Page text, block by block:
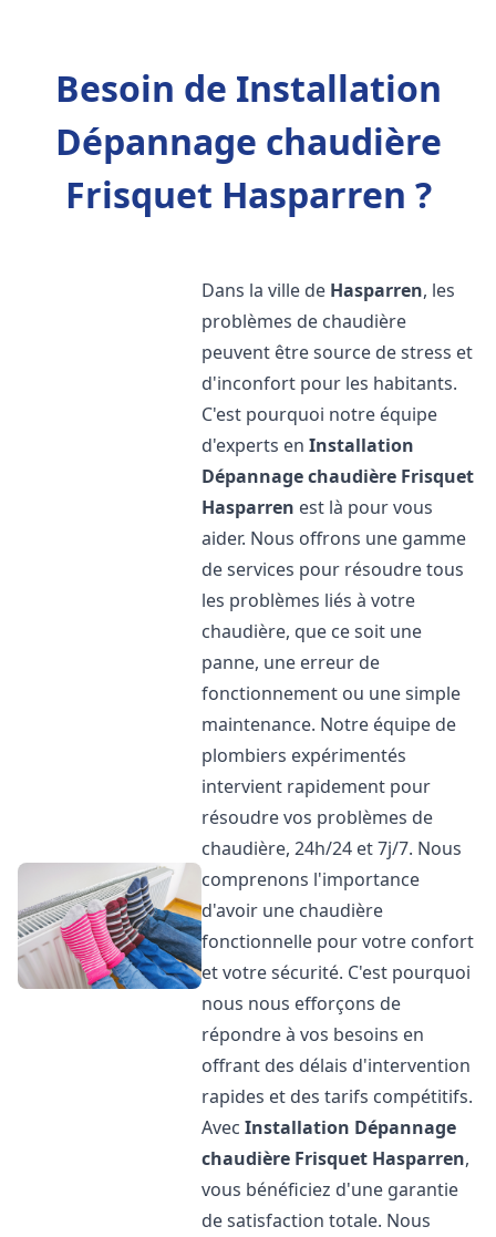
Besoin de Installation
Dépannage chaudière
Frisquet Hasparren ?
Dans la ville de Hasparren, les
problèmes de chaudière
peuvent être source de stress et
d'inconfort pour les habitants.
C'est pourquoi notre équipe
d'experts enInstallation
Dépannage chaudière Frisquet
Hasparren est là pour vous
aider. Nous offrons une gamme
de services pour résoudre tous
les problèmes liés à votre
chaudière, que ce soit une
panne, une erreur de
fonctionnement ou une simple
maintenance. Notre équipe de
plombiers expérimentés
intervient rapidement pour
résoudre vos problèmes de
chaudière, 24h/24 et 7j/7. Nous
comprenons l'importance
d'avoir une chaudière
fonctionnelle pour votre confort
et votre sécurité. C'est pourquoi
nous nous efforçons de
répondre à vos besoins en
offrant des délais d'intervention
rapides et des tarifs compétitifs.
AvecInstallation Dépannage
chaudière Frisquet Hasparren,
vous bénéficiez d'une garantie
de satisfaction totale. Nous